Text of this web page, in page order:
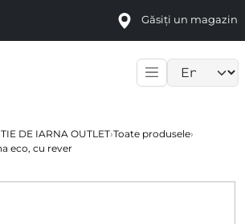
Găsiți un magazin
DE IARNA OUTLET›Toate produsele›
eco, cu rever